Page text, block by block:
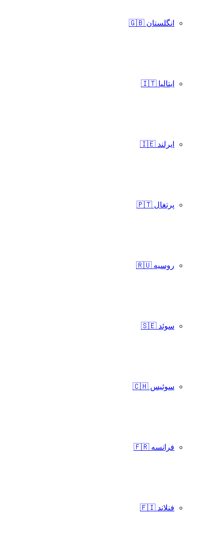
انگلستان 🇬🇧
ایتالیا 🇮🇹
ایرلند 🇮🇪
پرتغال 🇵🇹
روسیه 🇷🇺
سوئد 🇸🇪
سوئیس 🇨🇭
فرانسه 🇫🇷
فنلاند 🇫🇮